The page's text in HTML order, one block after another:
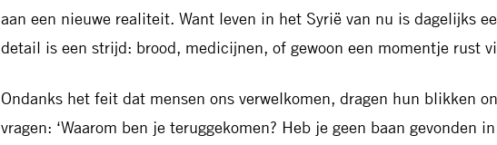
aan een nieuwe realiteit. Want leven in het Syrië van nu is dagelijks
detail is een strijd: brood, medicijnen, of gewoon een momentje rust
Ondanks het feit dat mensen ons verwelkomen, dragen hun blikken
vragen: ‘Waarom ben je teruggekomen? Heb je geen baan gevonden